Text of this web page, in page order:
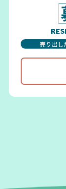
売り出し